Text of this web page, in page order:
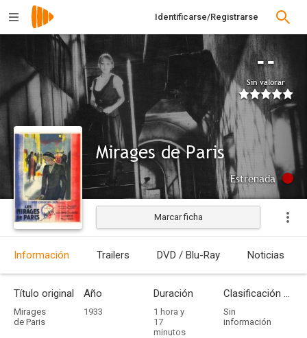
Identificarse/Registrarse
--
Sin valorar
Mirages de Paris
Estrenada
Marcar ficha
Información Trailers DVD / Blu-Ray Noticias
Título original
Mirages
de Paris
Año
1933
Duración
1 hora y
17
minutos
Clasificación por edades
Sin
información